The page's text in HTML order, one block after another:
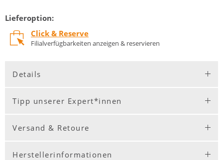
Lieferoption:
Click & Reserve
Filialverfügbarkeiten anzeigen & reservieren
Details
Tipp unserer Expert*innen
Versand & Retoure
Herstellerinformationen